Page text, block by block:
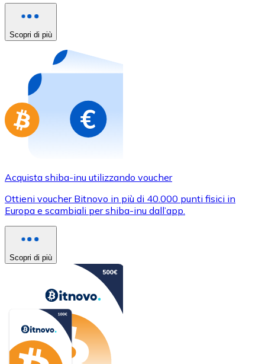
Acquista con carta
Acquista gift card dei tuoi marchi preferiti con
Vai al negozio di carte regalo
Scopri di più
Acquista shiba-inu utilizzando voucher
Ottieni voucher Bitnovo in più di 40.000 punti fisici in
Europa e scambiali per shiba-inu dall’app.
Scopri di più